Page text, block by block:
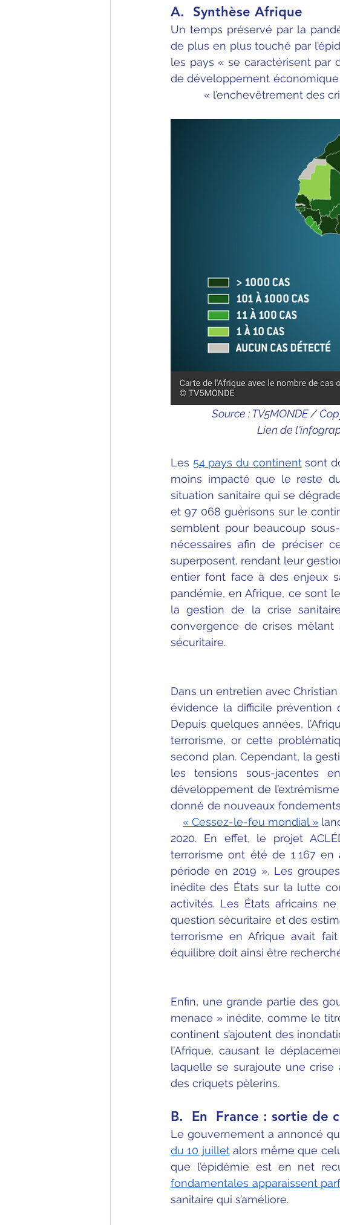
A.  Synthèse Afrique
Un temps préservé par la
de plus en plus touché par
les pays « se caractérisent par
de développement économique
« l’enchevêtrement des
Source : TV5MONDE /
Lien de
Les 54 pays du continent sont
moins impacté que le reste
situation sanitaire qui se
et 97 068 guérisons sur le
semblent pour beaucoup
nécessaires afin de préciser
superposent, rendant leur
entier font face à des enjeux
pandémie, en Afrique, ce sont
la gestion de la crise
convergence de crises mêlant
sécuritaire.
Dans un entretien avec Christian
évidence la difficile prévention
Depuis quelques années,
terrorisme, or cette
second plan. Cependant, la
les tensions sous-jacentes
développement de
donné de nouveaux
« Cessez-le-feu mondial »
2020. En effet, le projet
terrorisme ont été de 1 167
période en 2019 ». Les
inédite des États sur la lutte
activités. Les États africains
question sécuritaire et des
terrorisme en Afrique avait
équilibre doit ainsi être
Enfin, une grande partie des
menace » inédite, comme le
continent s’ajoutent des
l’Afrique, causant le
laquelle se surajoute une crise
des criquets pèlerins.
B.  En  France : sortie de
Le gouvernement a annoncé
du 10 juillet alors même que
que l’épidémie est en net
fondamentales apparaissent
sanitaire qui s’améliore.